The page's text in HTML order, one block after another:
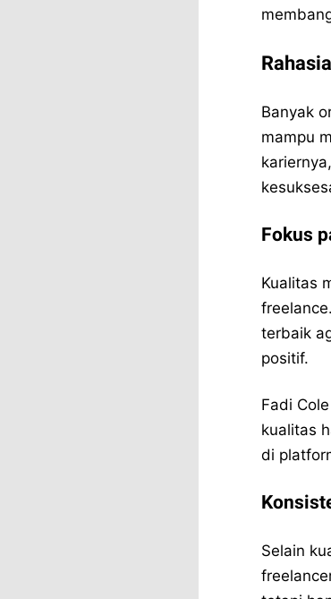
Banyak
mampu
Fokus
Kualitas
terbaik
positif.
Fadi
kualitas
di
Selain